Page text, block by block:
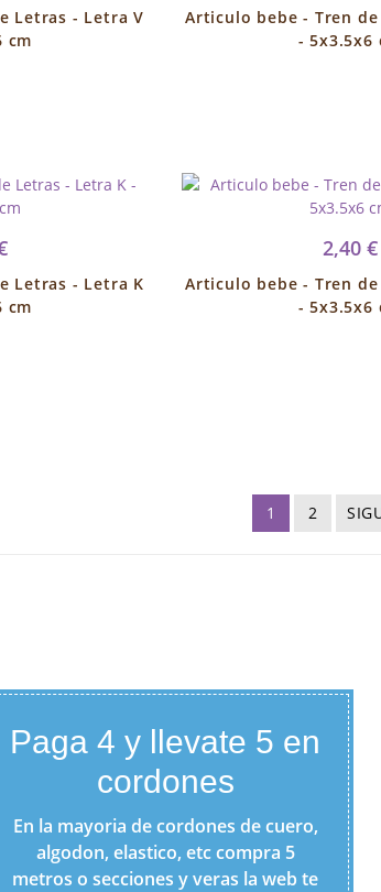
Letras - Letra V
cm
Articulo bebe - Tren
- 5x3.5x6
Letras - Letra K
cm
2,40 €
Articulo bebe - Tren
- 5x3.5x6
1 2
Paga 4 y llevate 5 en
cordones
En la mayoria de cordones de cuero,
algodon, elastico, etc compra 5
metros o secciones y veras la web te